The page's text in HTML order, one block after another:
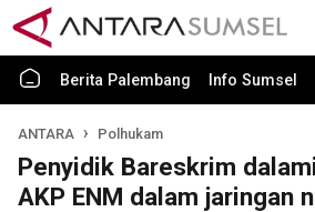
Berita Palembang Info Sumsel
ANTARA Polhukam
Penyidik Bareskrim
AKP ENM dalam jaringan